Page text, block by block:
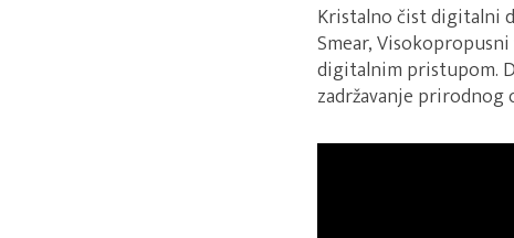
Kristalno čist digitalni
Smear,
digitalnim pristupom.
zadržavanje prirodnog